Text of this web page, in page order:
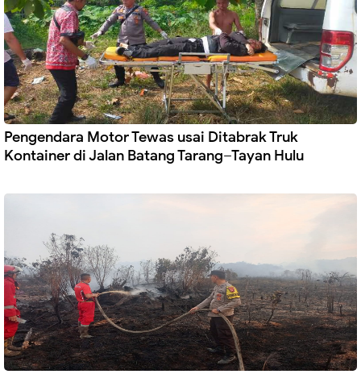
Pengendara Motor Tewas usai Ditabrak Truk
Kontainer di Jalan Batang Tarang–Tayan Hulu